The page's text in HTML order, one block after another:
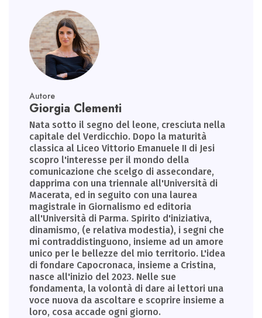
Autore
Giorgia Clementi
Nata sotto il segno del leone, cresciuta nella
capitale del Verdicchio. Dopo la maturità
classica al Liceo Vittorio Emanuele II di Jesi
scopro l'interesse per il mondo della
comunicazione che scelgo di assecondare,
dapprima con una triennale all'Università di
Macerata, ed in seguito con una laurea
magistrale in Giornalismo ed editoria
all'Università di Parma. Spirito d'iniziativa,
dinamismo, (e relativa modestia), i segni che
mi contraddistinguono, insieme ad un amore
unico per le bellezze del mio territorio. L'idea
di fondare Capocronaca, insieme a Cristina,
nasce all'inizio del 2023. Nelle sue
fondamenta, la volontà di dare ai lettori una
voce nuova da ascoltare e scoprire insieme a
loro, cosa accade ogni giorno.